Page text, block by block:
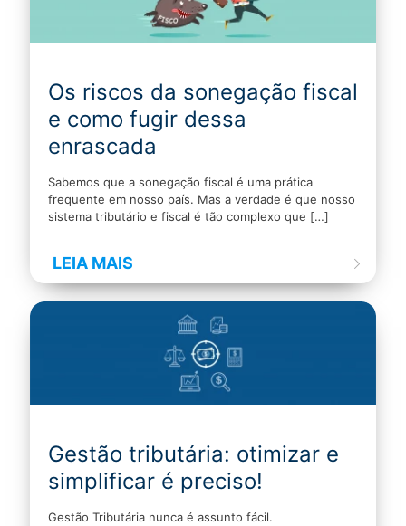
Os riscos da sonegação fiscal
e como fugir dessa
enrascada
Sabemos que a sonegação fiscal é uma prática
frequente em nosso país. Mas a verdade é que nosso
sistema tributário e fiscal é tão complexo que […]
LEIA MAIS
Gestão tributária: otimizar e
simplificar é preciso!
Gestão Tributária nunca é assunto fácil.